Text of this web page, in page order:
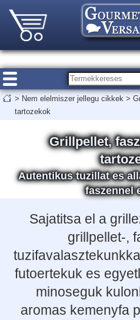
> Nem elelmiszer jellegu cikkek >
tartozekok
Grillpellet,
Autentikus tuzillat es
faszennel
Sajatitsa el a
grillpellet-,
futoertekuk es
minoseguk
aromas kemenyfa